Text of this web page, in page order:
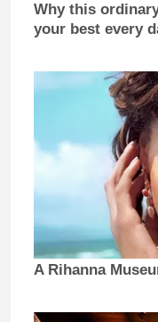
Why this
your best every
A Rihanna